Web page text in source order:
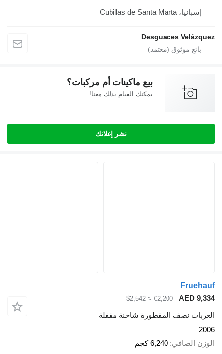
Desguaces
بيع ماكينات أم مركبات؟
يمكنك القيام بذلك معنا!
نشر إعلانك
€2,200
≈ $2,542
نصف المقطورة شاحنة مقفلة
6,240 كجم